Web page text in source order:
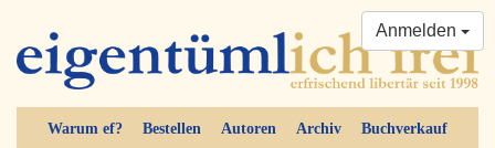
Warum ef? Bestellen Autoren Archiv Buchverkauf
Anmelden